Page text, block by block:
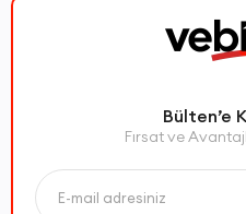
Bülten’e
Fırsat ve